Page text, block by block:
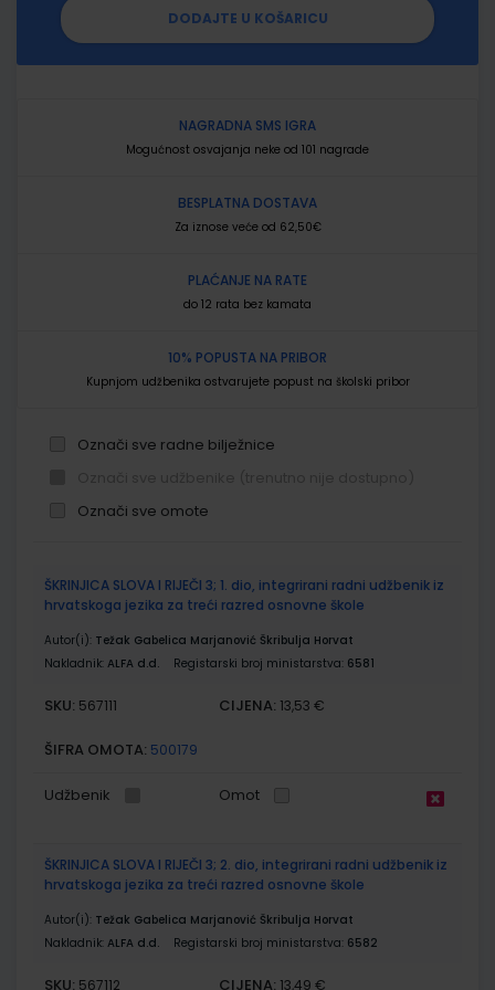
DODAJTE U KOŠARICU
NAGRADNA SMS IGRA
Mogućnost osvajanja neke od 101 nagrade
BESPLATNA DOSTAVA
Za iznose veće od 62,50€
PLAĆANJE NA RATE
do 12 rata bez kamata
10% POPUSTA NA PRIBOR
Kupnjom udžbenika ostvarujete popust na školski pribor
Označi sve radne bilježnice
Označi sve omote
proizvodi
ŠKRINJICA SLOVA I RIJEČI 3; 1. dio, integrirani radni udžbenik iz
hrvatskoga jezika za treći razred osnovne škole
Autor(i): Težak Gabelica Marjanović Škribulja Horvat
Nakladnik: ALFA d.d. Registarski broj ministarstva: 6581
SKU: 567111 CIJENA: 13,53 €
ŠIFRA OMOTA: 500179
Udžbenik Omot
ŠKRINJICA SLOVA I RIJEČI 3; 2. dio, integrirani radni udžbenik iz
hrvatskoga jezika za treći razred osnovne škole
Autor(i): Težak Gabelica Marjanović Škribulja Horvat
Nakladnik: ALFA d.d. Registarski broj ministarstva: 6582
SKU: 567112 CIJENA: 13,49 €